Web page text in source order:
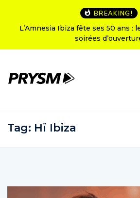
BREAKING!
L’Amnesia Ibiza fête ses 50 ans :
soirées
Tag: Hï Ibiza